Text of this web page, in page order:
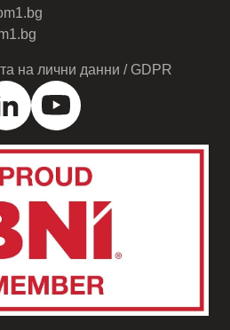
на лични данни / GDPR